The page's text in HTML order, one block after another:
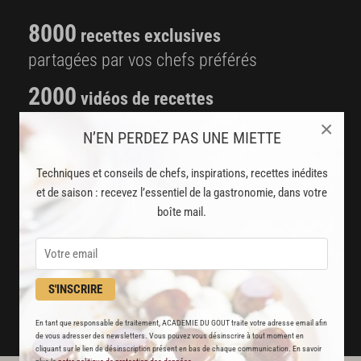
N’EN PERDEZ PAS UNE MIETTE
Techniques et conseils de chefs, inspirations, recettes inédites
et de saison : recevez l’essentiel de la gastronomie, dans votre
boîte mail.
S'INSCRIRE
En tant que responsable de traitement, ACADEMIE DU GOUT traite votre adresse email afin
de vous adresser des newsletters. Vous pouvez vous désinscrire à tout moment en
cliquant sur le lien de désinscription présent en bas de chaque communication. En savoir
×
8000 recettes exclusives
partagées par vos chefs préférés
2000 vidéos de recettes
et techniques de cuisine et pâtisserie
disponibles chaque semaine
Stop pub
un service garanti sans publicité
JE M'ABONNE
DÉJÀ ABONNÉ(E) ? JE ME CONNECTE